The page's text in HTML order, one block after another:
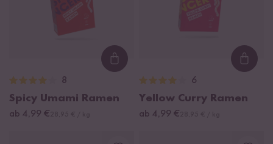
Loading...
8
Spicy Umami Ramen
ab 4,99 €
6
Yellow Curry Ramen
ab 4,99 €